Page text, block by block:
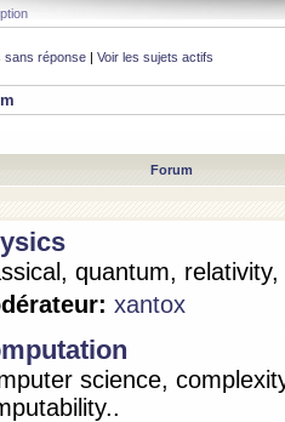
sans réponse | Voir les sujets actifs
Forum
quantum,
xantox
science,